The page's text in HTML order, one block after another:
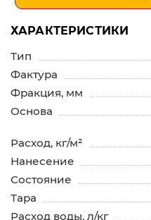
ХАРАКТЕРИСТИКИ
Тип
Фактура
Фракция, мм
Основа
Расход, кг/м²
Нанесение
Состояние
Тара
Расход воды, л/кг